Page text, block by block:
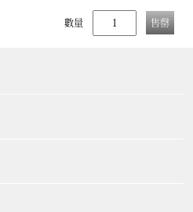
數量 售罄